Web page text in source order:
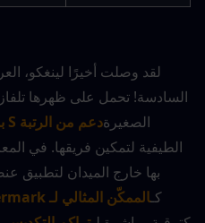
الصغيرةدعم من الرتبة S بسمة الأنيميا
كـالممكّن المثالي لـ Overmark